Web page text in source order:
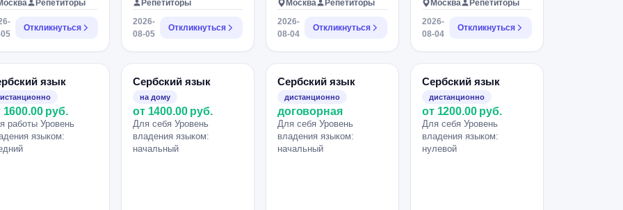
Репетиторы
Откликнуться
Репетиторы
2026-
08-05
Откликнуться
Москва
Репетиторы
2026-
08-04
Откликнуться
Москва
Репетиторы
2026-
08-04
Откликнуться
язык
1600.00 руб.
работы Уровень
языком:
Сербский язык
на дому
от 1400.00 руб.
Для себя Уровень
владения языком:
начальный
Сербский язык
дистанционно
договорная
Для себя Уровень
владения языком:
начальный
Сербский язык
дистанционно
от 1200.00 руб.
Для себя Уровень
владения языком:
нулевой